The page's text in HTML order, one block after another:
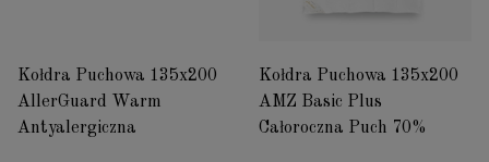
Kołdra Puchowa 135x200
AllerGuard Warm
Antyalergiczna
Kołdra Puchowa 135x200
AMZ Basic Plus
Całoroczna Puch 70%